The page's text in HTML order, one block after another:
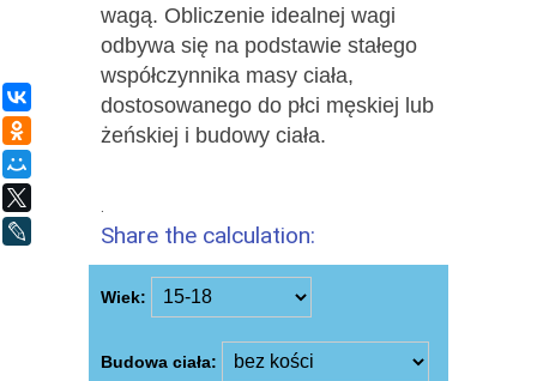
wagą. Obliczenie idealnej wagi
odbywa się na podstawie stałego
współczynnika masy ciała,
dostosowanego do płci męskiej lub
żeńskiej i budowy ciała.
Share the calculation:
Wiek:
Budowa ciała:
ВКонтакте
Одноклассники
LiveJournal